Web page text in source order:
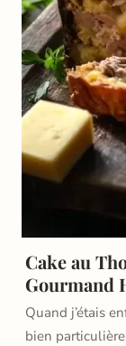
Cake au
Gourmand
Quand j’étais
bien